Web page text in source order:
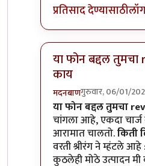
प्रतिसाद देण्यासाठी
या फोन बद्दल
काय
मदनबाणगुरुवार, 06/01/
In reply toमोटो एज 20
या फोन बद्दल तुमचा
चांगला आहे, एकदा
आरामात चालतो.किती
वरती श्रीरंग ने म्हंटले
कुठलेही मोठे उत्पादन